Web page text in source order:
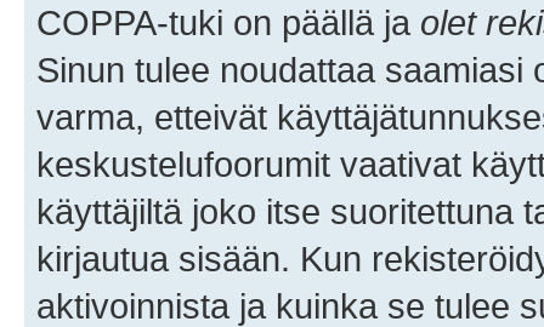
COPPA-tuki on päällä ja olet
Sinun tulee noudattaa saamiasi
varma, etteivät
keskustelufoorumit vaativat
käyttäjiltä joko itse suoritettuna
kirjautua sisään. Kun
aktivoinnista ja kuinka se tulee